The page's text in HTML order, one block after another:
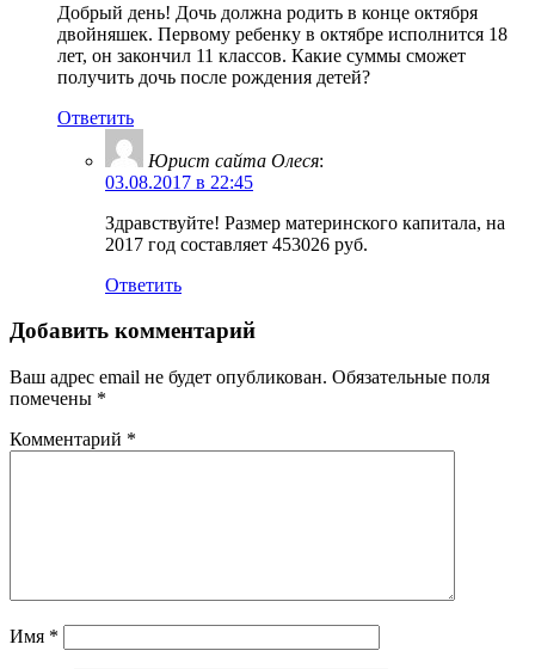
Добрый день! Дочь должна родить в конце октября
двойняшек. Первому ребенку в октябре исполнится 18
лет, он закончил 11 классов. Какие суммы сможет
получить дочь после рождения детей?
Ответить
Юрист сайта Олеся:
03.08.2017 в 22:45
Здравствуйте! Размер материнского капитала, на
2017 год составляет 453026 руб.
Ответить
Добавить комментарий
Ваш адрес email не будет опубликован. Обязательные поля
помечены *
Комментарий *
Имя *